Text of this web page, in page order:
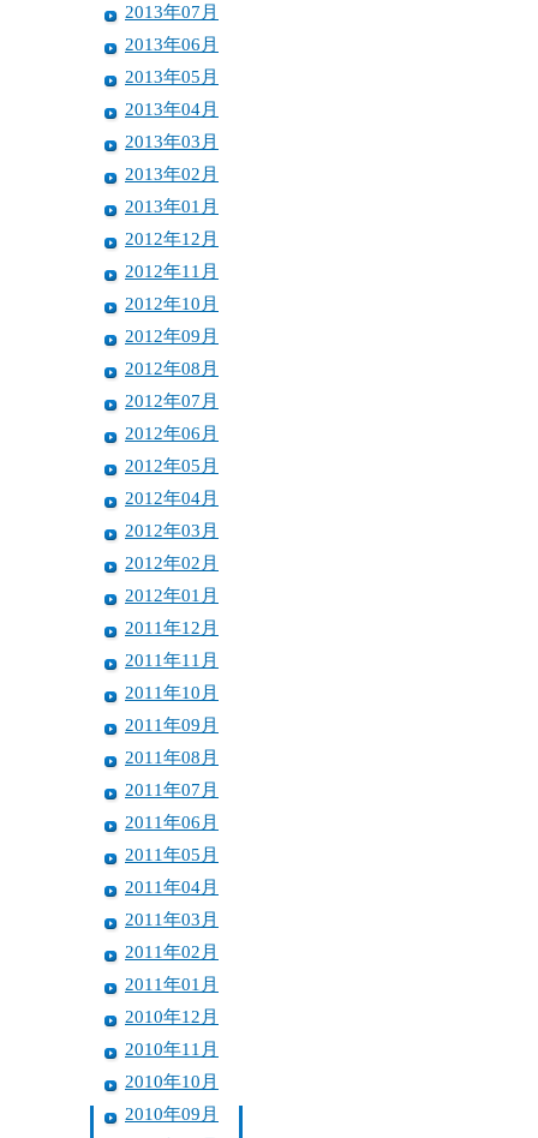
2013年07月
2013年06月
2013年05月
2013年04月
2013年03月
2013年02月
2013年01月
2012年12月
2012年11月
2012年10月
2012年09月
2012年08月
2012年07月
2012年06月
2012年05月
2012年04月
2012年03月
2012年02月
2012年01月
2011年12月
2011年11月
2011年10月
2011年09月
2011年08月
2011年07月
2011年06月
2011年05月
2011年04月
2011年03月
2011年02月
2011年01月
2010年12月
2010年11月
2010年10月
2010年09月